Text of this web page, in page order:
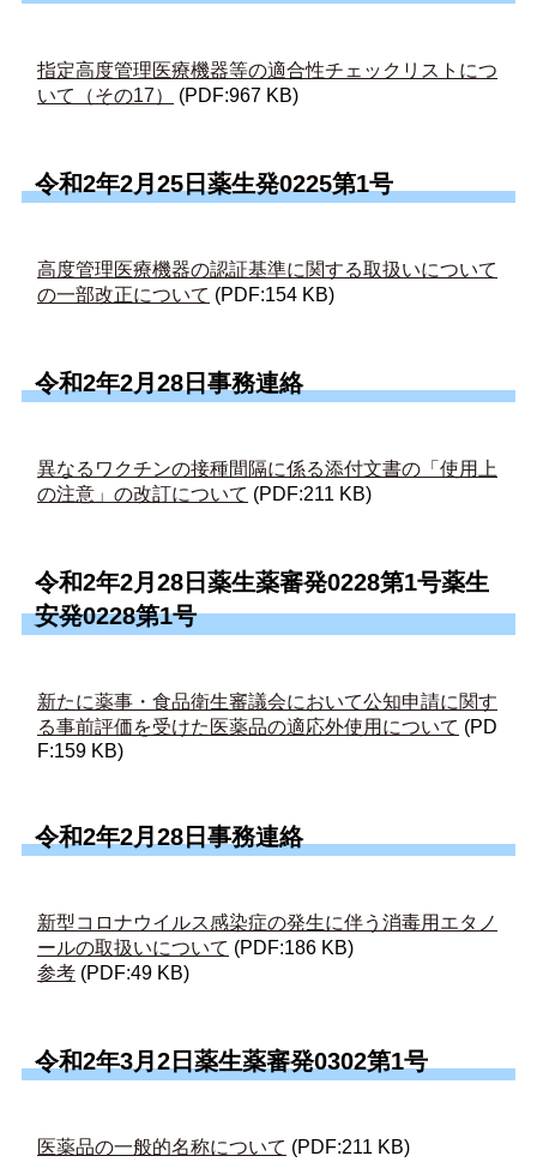
指定高度管理医療機器等の適合性チェックリストにつ
いて（その17）
(PDF:967 KB)
令和2年2月25日薬生発0225第1号
高度管理医療機器の認証基準に関する取扱いについて
の一部改正について (PDF:154 KB)
令和2年2月28日事務連絡
異なるワクチンの接種間隔に係る添付文書の「使用上
の注意」の改訂について (PDF:211 KB)
令和2年2月28日薬生薬審発0228第1号薬生
安発0228第1号
新たに薬事・食品衛生審議会において公知申請に関す
る事前評価を受けた医薬品の適応外使用について (PD
F:159 KB)
令和2年2月28日事務連絡
新型コロナウイルス感染症の発生に伴う消毒用エタノ
ールの取扱いについて (PDF:186 KB)
参考 (PDF:49 KB)
令和2年3月2日薬生薬審発0302第1号
医薬品の一般的名称について (PDF:211 KB)